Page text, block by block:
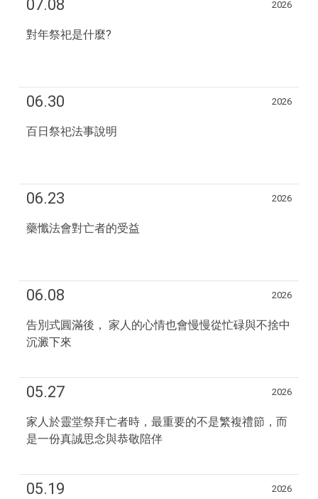
07.08 2026
對年祭祀是什麼?
06.30 2026
百日祭祀法事說明
06.23 2026
藥懺法會對亡者的受益
06.08 2026
告別式圓滿後， 家人的心情也會慢慢從忙碌與不捨中
沉澱下來
05.27 2026
家人於靈堂祭拜亡者時，最重要的不是繁複禮節，而
是一份真誠思念與恭敬陪伴
05.19 2026